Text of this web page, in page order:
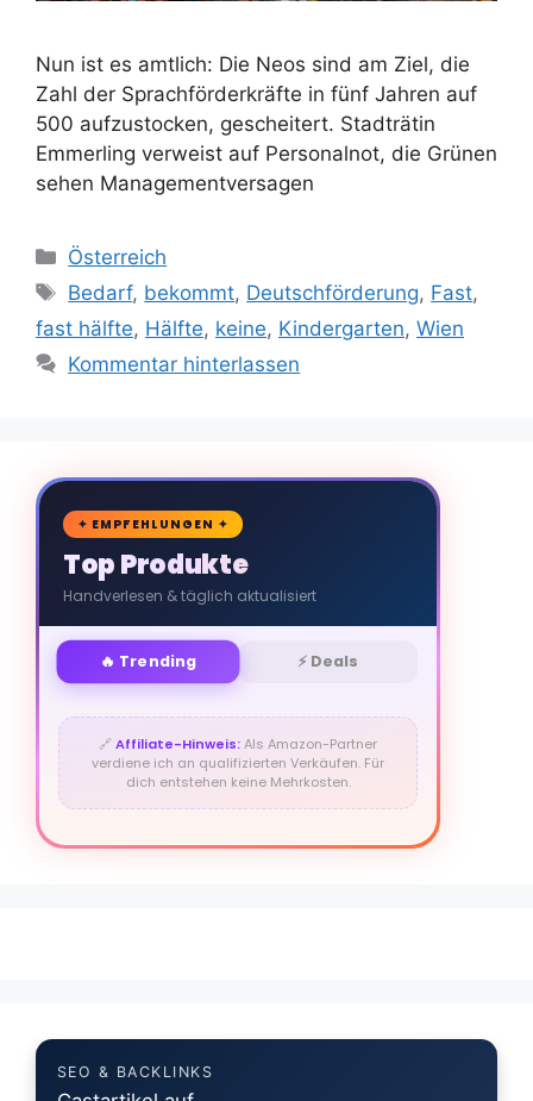
Nun ist es amtlich: Die Neos sind am Ziel, die
Zahl der Sprachförderkräfte in fünf Jahren auf
500 aufzustocken, gescheitert. Stadträtin
Emmerling verweist auf Personalnot, die Grünen
sehen Managementversagen
Kategorien
Österreich
Schlagwörter
Bedarf, bekommt, Deutschförderung, Fast,
fast hälfte, Hälfte, keine, Kindergarten, Wien
Kommentar hinterlassen
🛒
✦ EMPFEHLUNGEN ✦
Top Produkte
Handverlesen & täglich aktualisiert
🔥 Trending ⚡ Deals
🔗Affiliate-Hinweis:Als Amazon-Partner
verdiene ich an qualifizierten Verkäufen. Für
dich entstehen keine Mehrkosten.
SEO & BACKLINKS